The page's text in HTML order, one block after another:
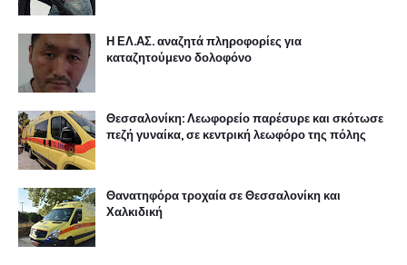
Η ΕΛ.ΑΣ. αναζητά πληροφορίες για
καταζητούμενο δολοφόνο
Θεσσαλονίκη: Λεωφορείο παρέσυρε και σκότωσε
πεζή γυναίκα, σε κεντρική λεωφόρο της πόλης
Θανατηφόρα τροχαία σε Θεσσαλονίκη και
Χαλκιδική